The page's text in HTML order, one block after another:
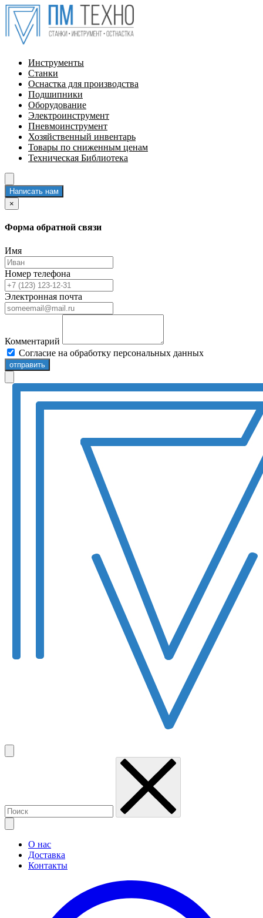
Инструменты
Станки
Оснастка для производства
Подшипники
Оборудование
Электроинструмент
Пневмоинструмент
Хозяйственный инвентарь
Товары по сниженным ценам
Техническая Библиотека
Написать нам
×
Форма обратной связи
Имя
Номер телефона
Электронная почта
Комментарий
Согласие на обработку персональных данных
отправить
О нас
Доставка
Контакты